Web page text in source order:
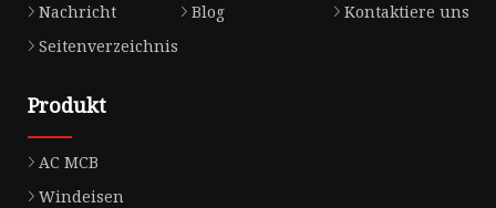
Nachricht
Blog
Kontaktiere uns
Seitenverzeichnis
Produkt
AC MCB
Windeisen